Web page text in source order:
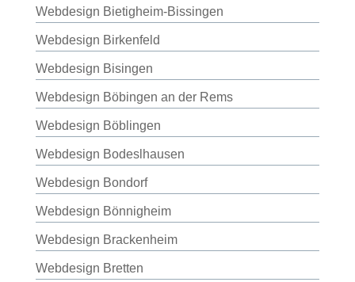
Webdesign Bietigheim-Bissingen
Webdesign Birkenfeld
Webdesign Bisingen
Webdesign Böbingen an der Rems
Webdesign Böblingen
Webdesign Bodeslhausen
Webdesign Bondorf
Webdesign Bönnigheim
Webdesign Brackenheim
Webdesign Bretten